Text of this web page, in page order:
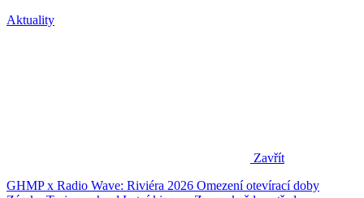
Aktuality
Zavřít
GHMP x Radio Wave: Riviéra 2026 Omezení otevírací doby